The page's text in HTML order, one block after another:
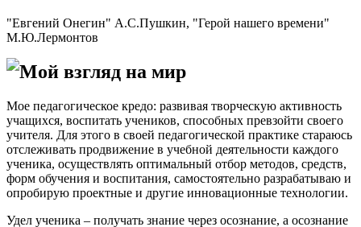
"Евгений Онегин" А.С.Пушкин, "Герой нашего времени"
М.Ю.Лермонтов
Мой взгляд на мир
Мое педагогическое кредо: развивая творческую активность
учащихся, воспитать учеников, способных превзойти своего
учителя. Для этого в своей педагогической практике стараюсь
отслеживать продвижение в учебной деятельности каждого
ученика, осуществлять оптимальный отбор методов, средств,
форм обучения и воспитания, самостоятельно разрабатываю и
опробирую проектные и другие инновационные технологии.
Удел ученика – получать знание через осознание, а осознание